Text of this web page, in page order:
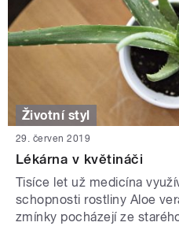
Životní styl
29. červen 2019
Lékárna v květináči
Tisíce let už medicína
schopnosti rostliny Aloe
zmínky pocházejí ze